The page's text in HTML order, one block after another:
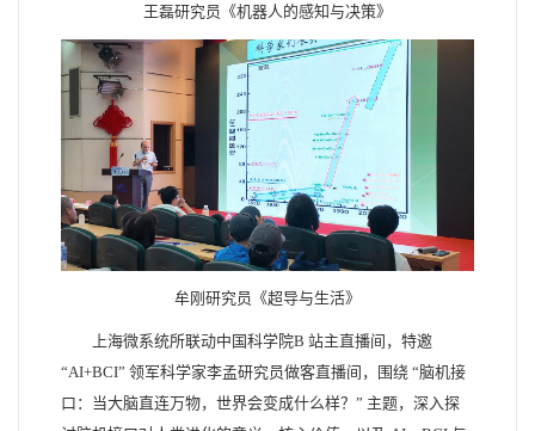
王磊研究员《机器人的感知与决策》
牟刚研究员《超导与生活》
上海微系统所联动中国科学院B 站主直播间，特邀
“AI+BCI” 领军科学家李孟研究员做客直播间，围绕 “脑机接
口：当大脑直连万物，世界会变成什么样？” 主题，深入探